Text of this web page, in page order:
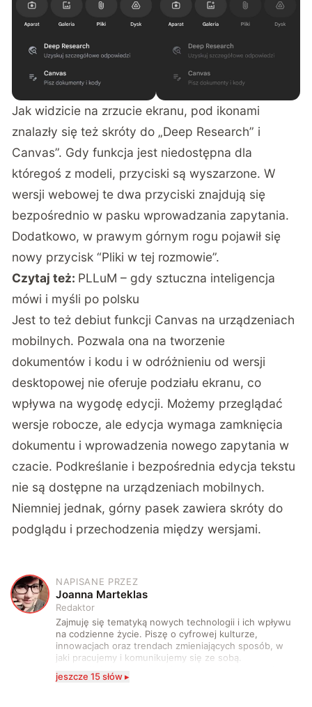
Jak widzicie na zrzucie ekranu, pod ikonami
znalazły się też skróty do „Deep Research” i
Canvas”. Gdy funkcja jest niedostępna dla
któregoś z modeli, przyciski są wyszarzone. W
wersji webowej te dwa przyciski znajdują się
bezpośrednio w pasku wprowadzania zapytania.
Dodatkowo, w prawym górnym rogu pojawił się
nowy przycisk “Pliki w tej rozmowie”.
Czytaj też: PLLuM – gdy sztuczna inteligencja
mówi i myśli po polsku
Jest to też debiut funkcji Canvas na urządzeniach
mobilnych. Pozwala ona na tworzenie
dokumentów i kodu i w odróżnieniu od wersji
desktopowej nie oferuje podziału ekranu, co
wpływa na wygodę edycji. Możemy przeglądać
wersje robocze, ale edycja wymaga zamknięcia
dokumentu i wprowadzenia nowego zapytania w
czacie. Podkreślanie i bezpośrednia edycja tekstu
nie są dostępne na urządzeniach mobilnych.
Niemniej jednak, górny pasek zawiera skróty do
podglądu i przechodzenia między wersjami.
J
NAPISANE PRZEZ
Joanna Marteklas
Redaktor
Zajmuję się tematyką nowych technologii i ich wpływu
na codzienne życie. Piszę o cyfrowej kulturze,
innowacjach oraz trendach zmieniających sposób, w
jaki pracujemy i komunikujemy się ze sobą.
Szczególnie interesuje mnie relacja między rozwojem
technologii a współczesną popkulturą. W wolnych
jeszcze 15 słów ▸